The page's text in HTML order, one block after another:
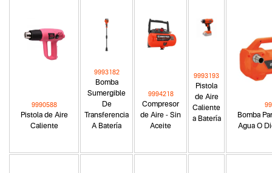
Pistola de Aire
Caliente
9990588
Bomba
Sumergible
De
Transferencia
A Batería
9993182
Compresor
de Aire - Sin
Aceite
9994218
Pistola
de Aire
Caliente
a Batería
9993193
Bomba
Agua O